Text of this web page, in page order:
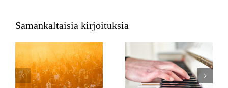
Samankaltaisia kirjoituksia